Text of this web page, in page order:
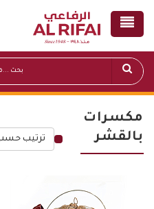
مكسرات
بالقشر
ترتيب حسب: